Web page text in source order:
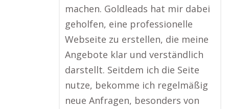
machen. Goldleads hat mir dabei
geholfen, eine professionelle
Webseite zu erstellen, die meine
Angebote klar und verständlich
darstellt. Seitdem ich die Seite
nutze, bekomme ich regelmäßig
neue Anfragen, besonders von